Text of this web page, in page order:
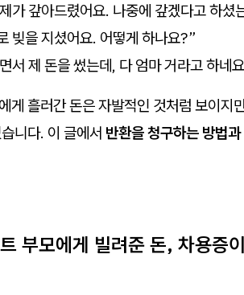
가 갚아드렸어요. 나중에 갚겠다고 하셨
빚을 지셨어요. 어떻게 하나요?”
서 제 돈을 썼는데, 다 엄마 거라고 하네
게 흘러간 돈은 자발적인 것처럼 보이지
니다. 이 글에서 반환을 청구하는 방법
부모에게 빌려준 돈, 차용증